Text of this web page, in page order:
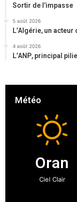
Sortir de l’impasse
5 août 2026
L’Algérie, un
4 août 2026
L’ANP, principal
Météo
Oran
Ciel Clair